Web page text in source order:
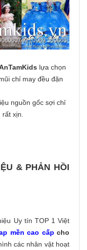
lựa chọn
chỉ may đều đặn
nguồn gốc sợi chỉ
rất xịn.
& PHẢN HỒI
Uy tín TOP 1 Việt
mền cao cấp cho
các nhân vật hoạt